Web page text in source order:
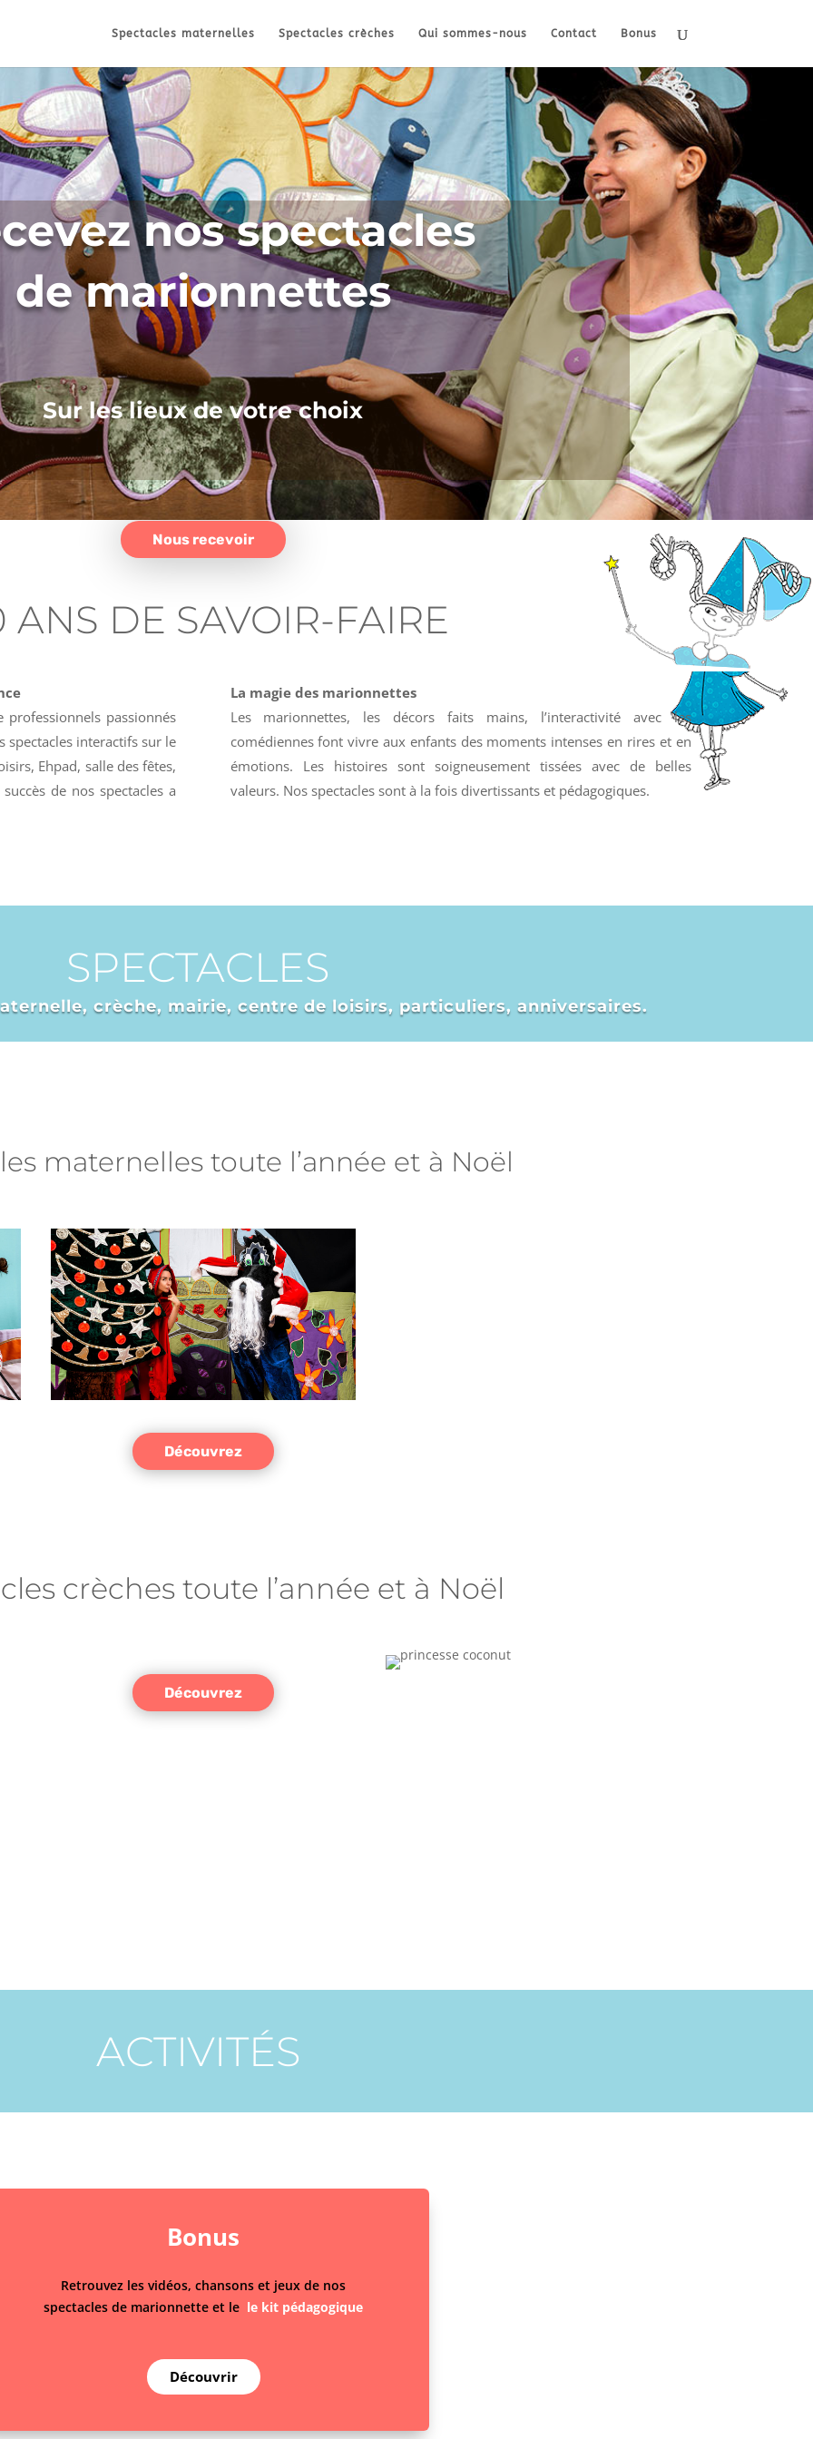
Spectacles maternelles Spectacles crèches Qui sommes-nous Contact Bonus
nos spectacles
de marionnettes
Sur les lieux de votre choix
Nous recevoir
ANS DE SAVOIR-FAIRE
passionnés
spectacles interactifs sur le
Ehpad, salle des fêtes,
de nos spectacles a
La magie des marionnettes
Les marionnettes, les décors faits mains, l’interactivité avec les
comédiennes font vivre aux enfants des moments intenses en rires et en
émotions. Les histoires sont soigneusement tissées avec de belles
valeurs. Nos spectacles sont à la fois divertissants et pédagogiques.
SPECTACLES
crèche, mairie, centre de loisirs, particuliers, anniversaires.
maternelles toute l’année et à Noël
Découvrez
crèches toute l’année et à Noël
Découvrez
ACTIVITÉS
Bonus
Retrouvez les vidéos, chansons et jeux de nos
spectacles de marionnette et le le kit pédagogique
Découvrir